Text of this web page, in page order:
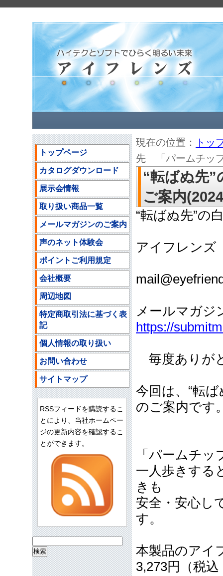
現在の位置：
トッ
先 「パームチッ
“転ばぬ先
ご案内
“転ばぬ先”の
アイフレン
メールマガジ
https://
毎度ありが
今回は、“転
のご案内です
「パームチ
一人歩きする
きも
安全・安心し
す。
本製品のアイ
3,273円（税
トップページ
カタログダウンロード
展示会情報
取り扱い商品一覧
メールマガジンのご案内
声のネット体験会
ポイントご利用規定
会社概要
周辺地図
特定商取引法に基づく表
記
個人情報の取り扱い
お問い合わせ
サイトマップ
RSSフィードを購読するこ
とにより、当社ホームペー
ジの更新内容を確認するこ
とができます。
索: